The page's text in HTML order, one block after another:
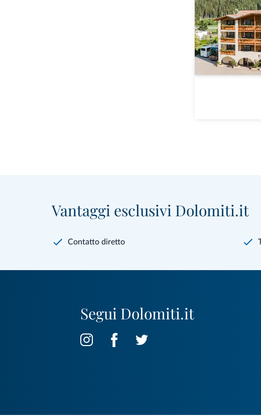
Vantaggi esclusivi Dolomiti.it
Contatto diretto
Segui Dolomiti.it